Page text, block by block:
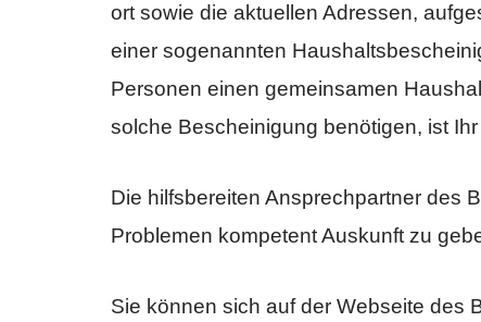
ort sowie die aktuellen Adressen,
einer sogenannten
Personen einen gemeinsamen
solche Bescheinigung benötigen, ist
Die hilfsbereiten Ansprechpartner des
Problemen kompetent Auskunft zu
Sie können sich auf der Webseite des